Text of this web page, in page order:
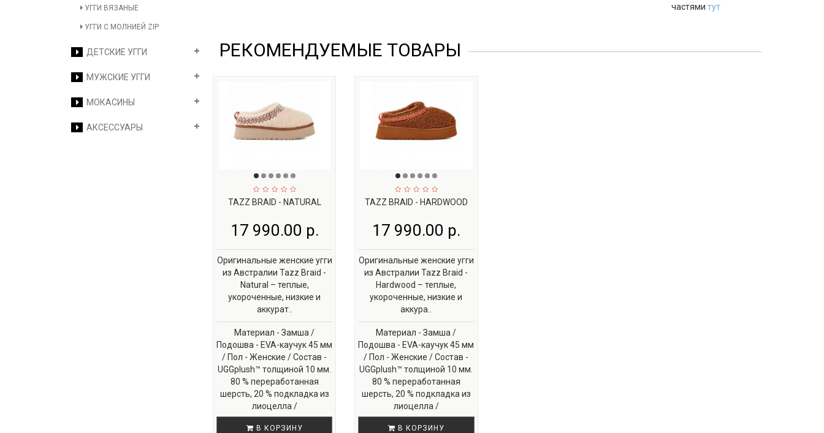
УГГИ ВЯЗАНЫЕ
УГГИ С МОЛНИЕЙ ZIP
ДЕТСКИЕ УГГИ
МУЖСКИЕ УГГИ
МОКАСИНЫ
АКСЕССУАРЫ
частями тут
РЕКОМЕНДУЕМЫЕ ТОВАРЫ
TAZZ BRAID - NATURAL
17 990.00 р.
Оригинальные женские угги
из Австралии Tazz Braid -
Natural – теплые,
укороченные, низкие и
аккурат..
Материал - Замша /
Подошва - EVA-каучук 45 мм
/ Пол - Женские / Состав -
UGGplush™ толщиной 10 мм.
80 % переработанная
шерсть, 20 % подкладка из
лиоцелла /
В КОРЗИНУ
TAZZ BRAID - HARDWOOD
17 990.00 р.
Оригинальные женские угги
из Австралии Tazz Braid -
Hardwood – теплые,
укороченные, низкие и
аккура..
Материал - Замша /
Подошва - EVA-каучук 45 мм
/ Пол - Женские / Состав -
UGGplush™ толщиной 10 мм.
80 % переработанная
шерсть, 20 % подкладка из
лиоцелла /
В КОРЗИНУ